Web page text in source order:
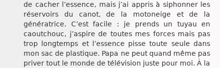
de cacher l’essence, mais j’ai appris à siphonner les
réservoirs du canot, de la motoneige et de la
génératrice. C’est facile : je prends un tuyau en
caoutchouc, j’aspire de toutes mes forces mais pas
trop longtemps et l’essence pisse toute seule dans
mon sac de plastique. Papa ne peut quand même pas
priver tout le monde de télévision juste pour moi. À la